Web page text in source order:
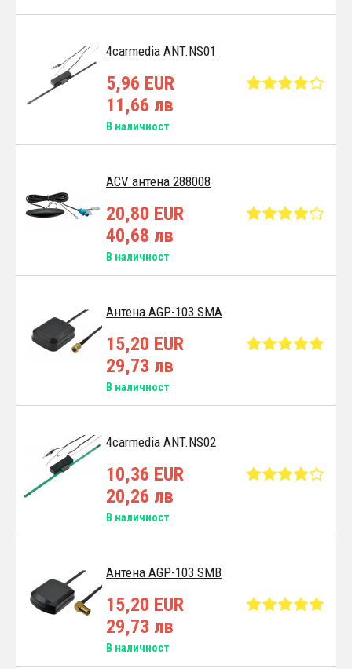
4carmedia ANT.NS01
5,96 EUR
11,66 лв
В наличност
ACV антена 288008
20,80 EUR
40,68 лв
В наличност
Антена AGP-103 SMA
15,20 EUR
29,73 лв
В наличност
4carmedia ANT.NS02
10,36 EUR
20,26 лв
В наличност
Антена AGP-103 SMB
15,20 EUR
29,73 лв
В наличност